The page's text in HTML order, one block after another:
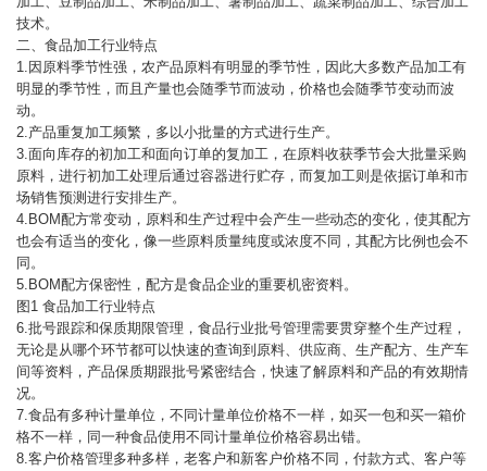
技术。
二、食品加工行业特点
1.因原料季节性强，农产品原料有明显的季节性，因此大多数产品加工有
明显的季节性，而且产量也会随季节而波动，价格也会随季节变动而波
动。
2.产品重复加工频繁，多以小批量的方式进行生产。
3.面向库存的初加工和面向订单的复加工，在原料收获季节会大批量采购
原料，进行初加工处理后通过容器进行贮存，而复加工则是依据订单和市
场销售预测进行安排生产。
4.BOM配方常变动，原料和生产过程中会产生一些动态的变化，使其配方
也会有适当的变化，像一些原料质量纯度或浓度不同，其配方比例也会不
同。
5.BOM配方保密性，配方是食品企业的重要机密资料。
图1 食品加工行业特点
6.批号跟踪和保质期限管理，食品行业批号管理需要贯穿整个生产过程，
无论是从哪个环节都可以快速的查询到原料、供应商、生产配方、生产车
间等资料，产品保质期跟批号紧密结合，快速了解原料和产品的有效期情
况。
7.食品有多种计量单位，不同计量单位价格不一样，如买一包和买一箱价
格不一样，同一种食品使用不同计量单位价格容易出错。
8.客户价格管理多种多样，老客户和新客户价格不同，付款方式、客户等